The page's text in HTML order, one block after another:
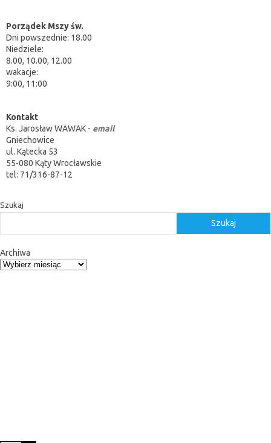
Porządek Mszy św.
Dni powszednie: 18.00
Niedziele:
8.00, 10.00, 12.00
wakacje:
9:00, 11:00
Kontakt
Ks. Jarosław WAWAK - email
Gniechowice
ul. Kątecka 53
55-080 Kąty Wrocławskie
tel: 71/316-87-12
Szukaj
Szukaj
Archiwa